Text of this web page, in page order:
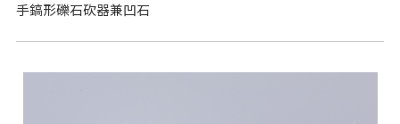
手鎬形礫石砍器兼凹石